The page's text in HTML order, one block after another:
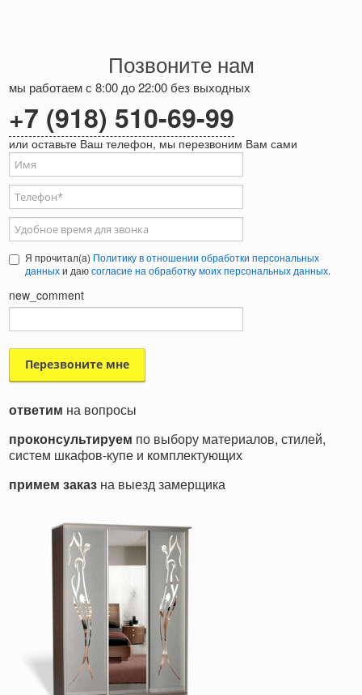
Позвоните нам
мы работаем с 8:00 до 22:00 без выходных
+7 (918) 510-69-99
или оставьте Ваш телефон, мы перезвоним Вам сами
Ваше имя
Телефон*
Удобное время для звонка
Я прочитал(а) Политику в отношении обработки персональных
данныхи даюсогласие на обработку моих персональных данных.
new_comment
ответим на вопросы
проконсультируем по выбору материалов, стилей,
систем шкафов-купе и комплектующих
примем заказ на выезд замерщика